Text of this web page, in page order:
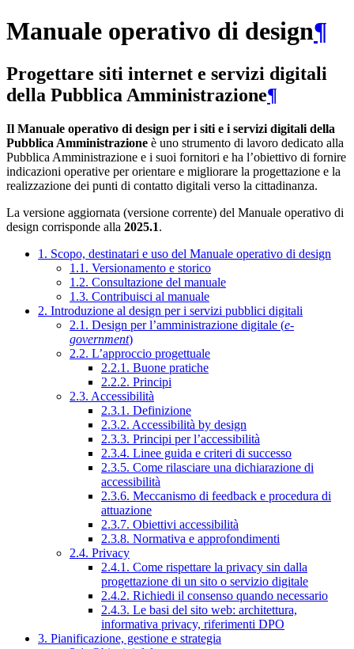
Manuale operativo di design¶
Progettare siti internet e servizi digitali
della Pubblica Amministrazione¶
Il Manuale operativo di design per i siti e i servizi digitali della
Pubblica Amministrazione è uno strumento di lavoro dedicato alla
Pubblica Amministrazione e i suoi fornitori e ha l’obiettivo di fornire
indicazioni operative per orientare e migliorare la progettazione e la
realizzazione dei punti di contatto digitali verso la cittadinanza.
La versione aggiornata (versione corrente) del Manuale operativo di
design corrisponde alla 2025.1.
1. Scopo, destinatari e uso del Manuale operativo di design
1.1. Versionamento e storico
1.2. Consultazione del manuale
1.3. Contribuisci al manuale
2. Introduzione al design per i servizi pubblici digitali
2.1. Design per l’amministrazione digitale (e-
government)
2.2. L’approccio progettuale
2.2.1. Buone pratiche
2.2.2. Principi
2.3. Accessibilità
2.3.1. Definizione
2.3.2. Accessibilità by design
2.3.3. Principi per l’accessibilità
2.3.4. Linee guida e criteri di successo
2.3.5. Come rilasciare una dichiarazione di
accessibilità
2.3.6. Meccanismo di feedback e procedura di
attuazione
2.3.7. Obiettivi accessibilità
2.3.8. Normativa e approfondimenti
2.4. Privacy
2.4.1. Come rispettare la privacy sin dalla
progettazione di un sito o servizio digitale
2.4.2. Richiedi il consenso quando necessario
2.4.3. Le basi del sito web: architettura,
informativa privacy, riferimenti DPO
3. Pianificazione, gestione e strategia